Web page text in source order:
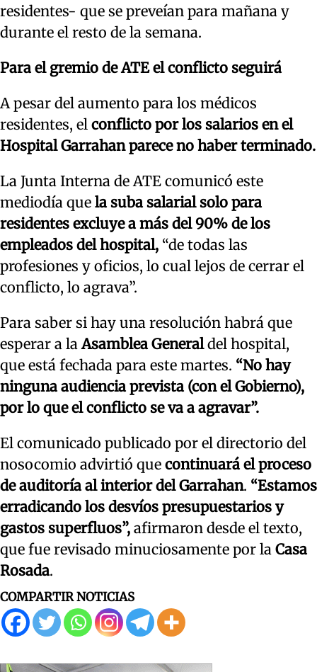
residentes- que se preveían para mañana y
durante el resto de la semana.
Para el gremio de ATE el conflicto seguirá
A pesar del aumento para los médicos
residentes, el conflicto por los salarios en el
Hospital Garrahan parece no haber terminado.
La Junta Interna de ATE comunicó este
mediodía que la suba salarial solo para
residentes excluye a más del 90% de los
empleados del hospital, “de todas las
profesiones y oficios, lo cual lejos de cerrar el
conflicto, lo agrava”.
Para saber si hay una resolución habrá que
esperar a laAsamblea Generaldel hospital,
que está fechada para este martes. “No hay
ninguna audiencia prevista (con el Gobierno),
por lo que el conflicto se va a agravar”.
El comunicado publicado por el directorio del
nosocomio advirtió que continuará el proceso
de auditoría al interior del Garrahan. “Estamos
erradicando los desvíos presupuestarios y
gastos superfluos”, afirmaron desde el texto,
que fue revisado minuciosamente por la Casa
Rosada.
COMPARTIR NOTICIAS